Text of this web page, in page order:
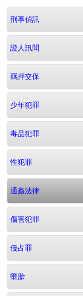
刑事偵訊
證人訊問
羈押交保
少年犯罪
毒品犯罪
性犯罪
通姦法律
傷害犯罪
侵占罪
墮胎